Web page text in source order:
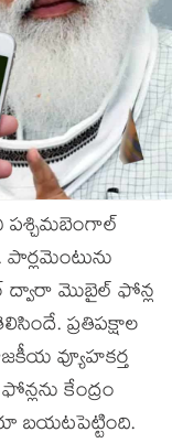
పశ్చిమబెంగాల్
ద్వారా మొబైల్ ఫోన్ల
ప్రతిపక్షాల
రాజకీయ వ్యూహకర్త
కేంద్రం
బయటపెట్టింది.